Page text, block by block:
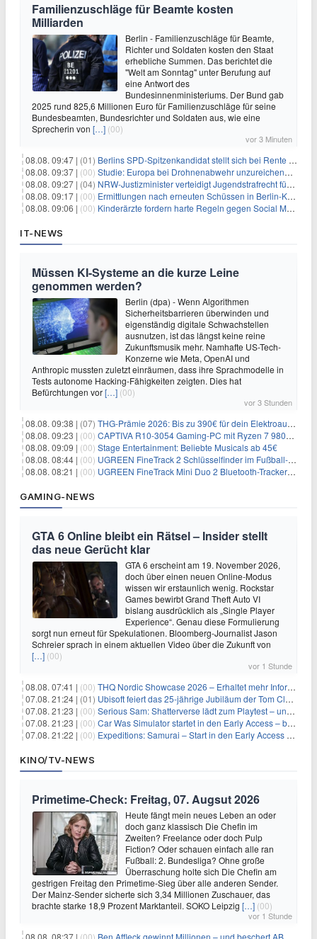
Familienzuschläge für Beamte kosten
Milliarden
Berlin - Familienzuschläge für Beamte,
Richter und Soldaten kosten den Staat
erhebliche Summen. Das berichtet die
"Welt am Sonntag" unter Berufung auf
eine Antwort des
Bundesinnenministeriums. Der Bund gab
2025 rund 825,6 Millionen Euro für Familienzuschläge für seine
Bundesbeamten, Bundesrichter und Soldaten aus, wie eine
Sprecherin von […] (00)
vor 3 Minuten
08.08. 09:47 | (01) Berlins SPD-Spitzenkandidat stellt sich bei Rente mit 63 quer
08.08. 09:37 | (00) Studie: Europa bei Drohnenabwehr unzureichend vorbereitet
08.08. 09:27 | (04) NRW-Justizminister verteidigt Jugendstrafrecht für Heranwachsende
08.08. 09:17 | (00) Ermittlungen nach erneuten Schüssen in Berlin-Kreuzberg dauern an
08.08. 09:06 | (00) Kinderärzte fordern harte Regeln gegen Social Media
IT-NEWS
Müssen KI-Systeme an die kurze Leine
genommen werden?
Berlin (dpa) - Wenn Algorithmen
Sicherheitsbarrieren überwinden und
eigenständig digitale Schwachstellen
ausnutzen, ist das längst keine reine
Zukunftsmusik mehr. Namhafte US-Tech-
Konzerne wie Meta, OpenAI und
Anthropic mussten zuletzt einräumen, dass ihre Sprachmodelle in
Tests autonome Hacking-Fähigkeiten zeigten. Dies hat
Befürchtungen vor[…] (00)
vor 3 Stunden
08.08. 09:38 | (07) THG-Prämie 2026: Bis zu 390€ für dein Elektroauto mit geld-fuer-eAuto.de
08.08. 09:23 | (00) CAPTIVA R10-3054 Gaming-PC mit Ryzen 7 9800X3D und RTX 5080 für 2.599€
08.08. 09:09 | (00) Stage Entertainment: Beliebte Musicals ab 45€
08.08. 08:44 | (00) UGREEN FineTrack 2 Schlüsselfinder im Fußball-Design für 10,98€
08.08. 08:21 | (00) UGREEN FineTrack Mini Duo 2 Bluetooth-Tracker 4er-Pack für 28,99€
GAMING-NEWS
GTA 6 Online bleibt ein Rätsel – Insider stellt
das neue Gerücht klar
GTA 6 erscheint am 19. November 2026,
doch über einen neuen Online-Modus
wissen wir erstaunlich wenig. Rockstar
Games bewirbt Grand Theft Auto VI
bislang ausdrücklich als „Single Player
Experience“. Genau diese Formulierung
sorgt nun erneut für Spekulationen. Bloomberg-Journalist Jason
Schreier sprach in einem aktuellen Video über die Zukunft von
[…] (00)
vor 1 Stunde
08.08. 07:41 | (00) THQ Nordic Showcase 2026 – Erhaltet mehr Informationen
07.08. 21:24 | (01) Ubisoft feiert das 25-jährige Jubiläum der Tom Clancy’s Ghost Recon-Reihe
07.08. 21:23 | (00) Serious Sam: Shatterverse lädt zum Playtest – und erscheint schon bald!
07.08. 21:23 | (00) Car Was Simulator startet in den Early Access – bald gehts los!
07.08. 21:22 | (00) Expeditions: Samurai – Start in den Early Access ab heute im feudalen Japan
KINO/TV-NEWS
Primetime-Check: Freitag, 07. Augsut 2026
Heute fängt mein neues Leben an oder
doch ganz klassisch Die Chefin im
Zweiten? Freelance oder doch Pulp
Fiction? Oder schauen einfach alle ran
Fußball: 2. Bundesliga? Ohne große
Überraschung holte sich Die Chefin am
gestrigen Freitag den Primetime-Sieg über alle anderen Sender.
Der Mainz-Sender sicherte sich 3,34 Millionen Zuschauer, das
brachte starke 18,9 Prozent Marktanteil. SOKO Leipzig […] (00)
vor 1 Stunde